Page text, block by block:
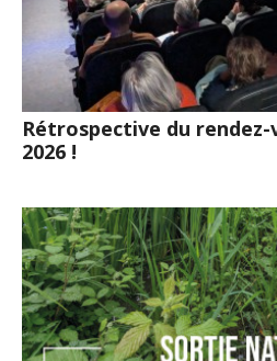
Rétrospective du rendez-
2026 !